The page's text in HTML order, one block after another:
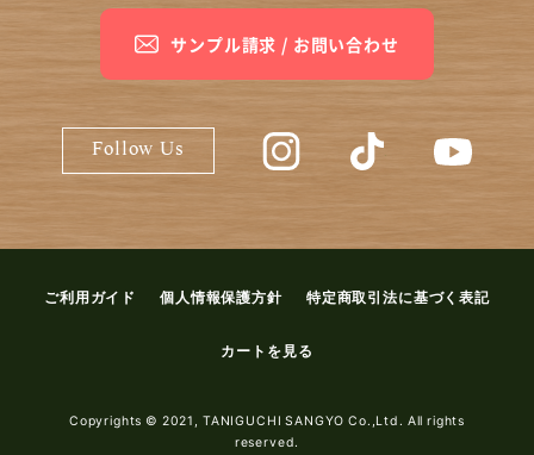
サンプル請求 / お問い合わせ
Follow Us G&A SHOP公式Instagram
G&A SHOP公式
G&A
ご利用ガイド 個人情報保護方針 特定商取引法に基づく表記
カートを見る
Copyrights © 2021, TANIGUCHI SANGYO Co.,Ltd. All rights
reserved.